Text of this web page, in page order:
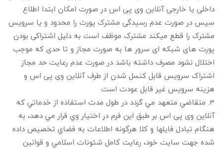
داخلی یا خارجی آنلاین وی پی اس در صورت امکان ابتدا اطلاع
سپس در صورت عدم رسیدگی مشترک پورت را محدود و یا سرویس
مشترک را قطع میکند مشترک موظف است به دلیل اشتراکی بودن
پورت های شبکه ای سرور ها به صورت مجاز و تا حدی که موجب
اختلال نشود مصرف داشته باشد در صورت عدم رعایت حد مجاز
اشتراک سرویس قابل کنسل شدن از طرف آنلاین وی پی اس و
هزینه سرویس غیر قابل عودت است
3. متقاضي متعهد مي گردد در طول مدت استفاده از خدماتي كه
آنلاین وی پی اس بر طبق اين فرم در اختيار وي قرار مي دهد، به
هنگام تبادل فايلها و كلا هرگونه اطلاعات به فضاي تخصيص داده
شده جهت سايت خود، رعايت كامل شئونات اسلامي و قوانين